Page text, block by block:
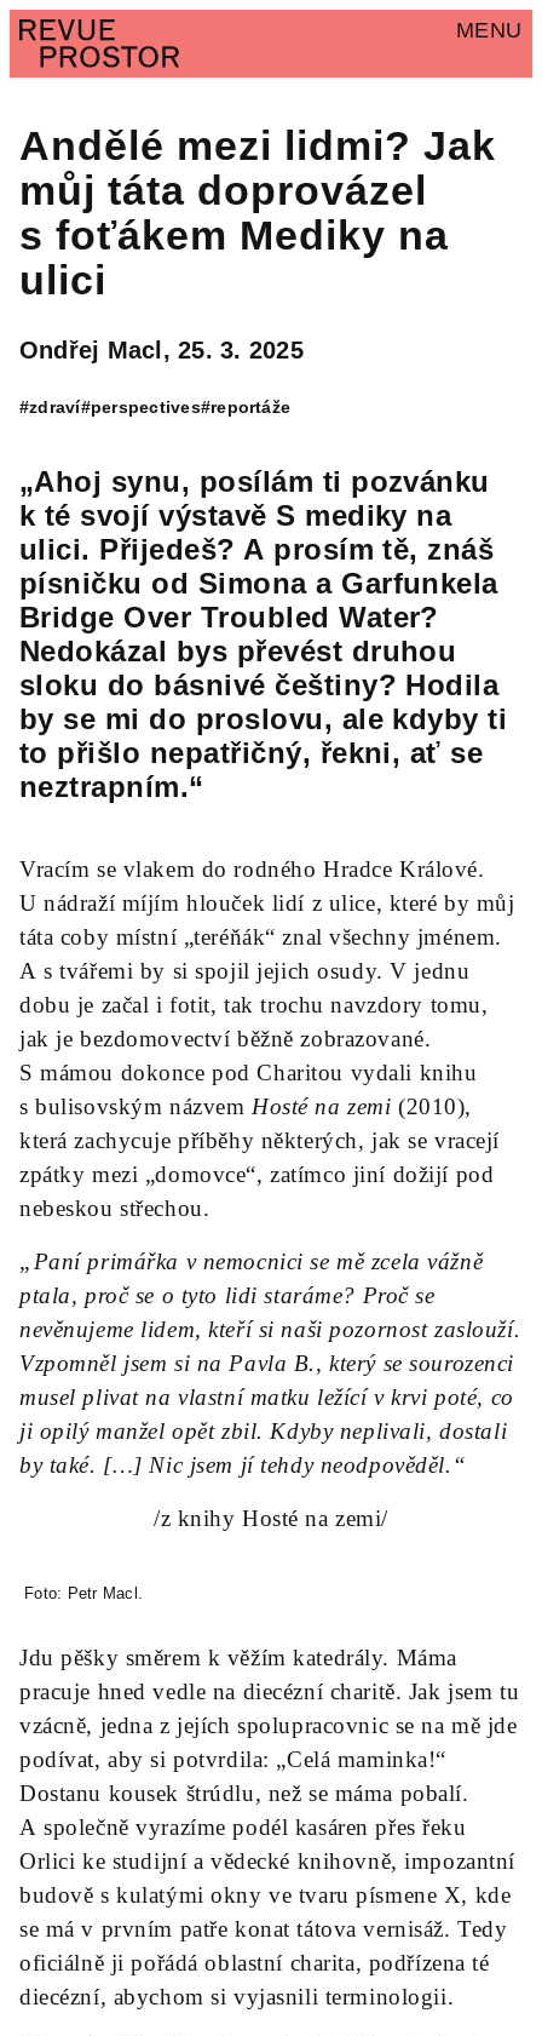
MENU
Andělé mezi lidmi? Jak
můj táta doprovázel
s foťákem Mediky na
ulici
Ondřej Macl,25. 3. 2025
#zdraví#perspectives#reportáže
„Ahoj synu, posílám ti pozvánku
k té svojí výstavě S mediky na
ulici. Přijedeš? A prosím tě, znáš
písničku od Simona a Garfunkela
Bridge Over Troubled Water?
Nedokázal bys převést druhou
sloku do básnivé češtiny? Hodila
by se mi do proslovu, ale kdyby ti
to přišlo nepatřičný, řekni, ať se
neztrapním.“
Vracím se vlakem do rodného Hradce Králové.
U nádraží míjím hlouček lidí z ulice, které by můj
táta coby místní „teréňák“ znal všechny jménem.
A s tvářemi by si spojil jejich osudy. V jednu
dobu je začal i fotit, tak trochu navzdory tomu,
jak je bezdomovectví běžně zobrazované.
S mámou dokonce pod Charitou vydali knihu
s bulisovským názvem Hosté na zemi (2010),
která zachycuje příběhy některých, jak se vracejí
zpátky mezi „domovce“, zatímco jiní dožijí pod
nebeskou střechou.
„Paní primářka v nemocnici se mě zcela vážně
ptala, proč se o tyto lidi staráme? Proč se
nevěnujeme lidem, kteří si naši pozornost zaslouží.
Vzpomněl jsem si na Pavla B., který se sourozenci
musel plivat na vlastní matku ležící v krvi poté, co
ji opilý manžel opět zbil. Kdyby neplivali, dostali
by také. […] Nic jsem jí tehdy neodpověděl.“
/z knihy Hosté na zemi/
Foto: Petr Macl.
Jdu pěšky směrem k věžím katedrály. Máma
pracuje hned vedle na diecézní charitě. Jak jsem tu
vzácně, jedna z jejích spolupracovnic se na mě jde
podívat, aby si potvrdila: „Celá maminka!“
Dostanu kousek štrúdlu, než se máma pobalí.
A společně vyrazíme podél kasáren přes řeku
Orlici ke studijní a vědecké knihovně, impozantní
budově s kulatými okny ve tvaru písmene X, kde
se má v prvním patře konat tátova vernisáž. Tedy
oficiálně ji pořádá oblastní charita, podřízena té
diecézní, abychom si vyjasnili terminologii.